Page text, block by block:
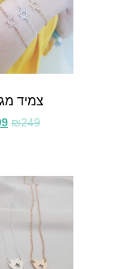
צמיד
₪249